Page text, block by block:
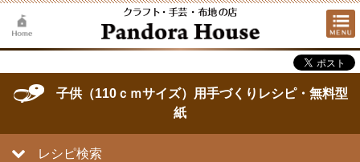
子供（110ｃｍサイズ）用手づくりレシピ・無料型
紙
レシピ検索